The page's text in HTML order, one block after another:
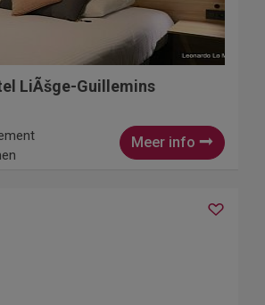
LiÃšge-Guillemins
Meer info